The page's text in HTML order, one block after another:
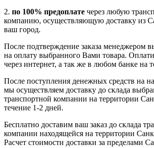
2. по 100% предоплате через любую
компанию, осуществляющую доставку из
ваш город.
После подтверждение заказа менеджером
на оплату выбранного Вами товара.
через интернет, а так же в любом банке на
После поступления денежных средств на
мы осуществляем доставку до склада
транспортной компании на территории
течение 1-2 дней.
Бесплатно доставим ваш заказ до склада
компании находящейся на территории
Расчет стоимости доставки за пределами